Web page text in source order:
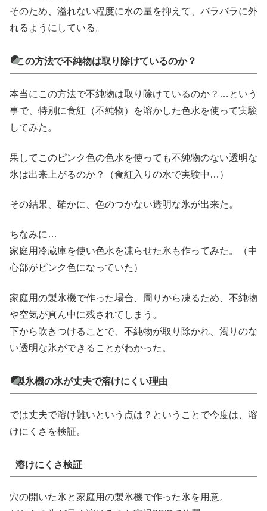
そのため、溢れない程度に水の量を抑えて、バラバラに外
れるようにしている。
この方法で不純物は取り除けているのか？
本当にこの方法で不純物は取り除けているのか？…という
事で、特別に食紅（不純物）を溶かした色水を使って実験
してみた。
果してこのピンク色の色水を使っても不純物のない透明な
氷は出来上がるのか？（食紅入りの水で実験中…）
その結果、確かに、色のつかない透明な氷が出来た。
ちなみに…
家庭用冷蔵庫を使い色水を凍らせた氷も作ってみた。（中
心部がピンク色になっていた）
家庭用の製氷機で作った場合、周りから凍るため、不純物
や空気が真ん中に残されてしまう。
下から吹きつけることで、不純物が取り除かれ、濁りのな
い透明な氷ができることがわかった。
製氷機の氷が丈夫で溶けにくい理由
では丈夫で溶け難いという点は？ということで今度は、溶
けにくさを検証。
溶けにくさ検証
穴の開いた氷と家庭用の製氷機で作った氷を用意。